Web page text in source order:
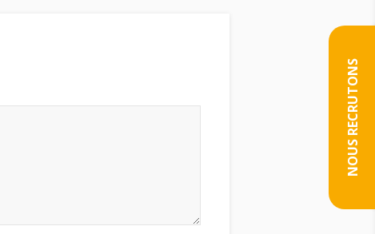
NOUS RECRUTONS